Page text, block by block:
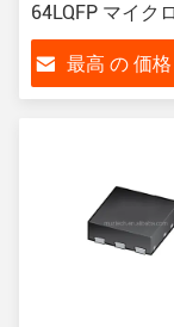
64LQFP マイク
ローラーIC 柔軟
性
最高 の 価